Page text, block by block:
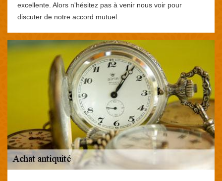
excellente. Alors n'hésitez pas à venir nous voir pour
discuter de notre accord mutuel.